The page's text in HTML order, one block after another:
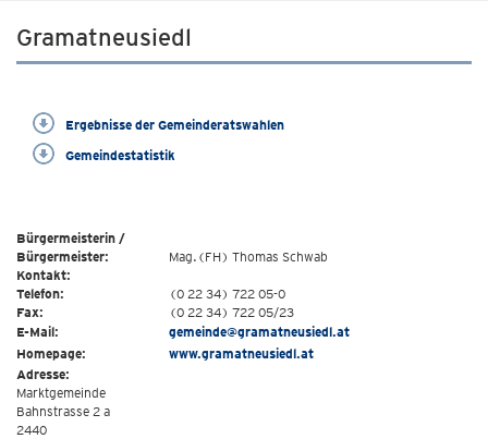
Gramatneusiedl
Ergebnisse der Gemeinderatswahlen
Gemeindestatistik
Bürgermeisterin /
Bürgermeister:
Mag.(FH) Thomas Schwab
Kontakt:
Telefon:
(0 22 34) 722 05-0
Fax:
(0 22 34) 722 05/23
E-Mail:
gemeinde@gramatneusiedl.at
Homepage:
www.gramatneusiedl.at
Adresse:
Marktgemeinde
Bahnstrasse 2 a
2440